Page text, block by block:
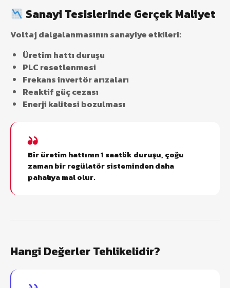
Sanayi Tesislerinde Gerçek Maliyet
Voltaj dalgalanmasının sanayiye etkileri:
Üretim hattı duruşu
PLC resetlenmesi
Frekans invertör arızaları
Reaktif güç cezası
Enerji kalitesi bozulması
Bir üretim hattının 1 saatlik duruşu, çoğu
zaman bir regülatör sisteminden daha
pahalıya mal olur.
Hangi Değerler Tehlikelidir?